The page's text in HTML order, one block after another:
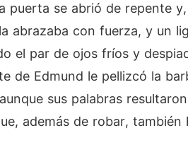
puerta se abrió de repente
abrazaba con fuerza, y un
el par de ojos fríos y
de Edmund le pellizcó la
sus palabras
además de robar,